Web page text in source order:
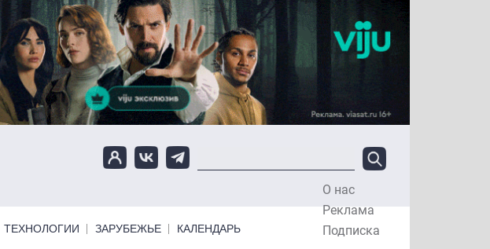
О нас
Реклама
Подписка
ТЕХНОЛОГИИ ЗАРУБЕЖЬЕ КАЛЕНДАРЬ